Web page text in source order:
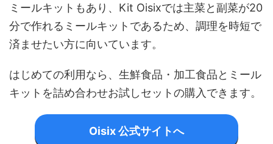
ミールキットもあり、Kit Oisixでは主菜と副菜が20
分で作れるミールキットであるため、調理を時短で
済ませたい方に向いています。
はじめての利用なら、生鮮食品・加工食品とミール
キットを詰め合わせお試しセットの購入できます。
Oisix 公式サイトへ